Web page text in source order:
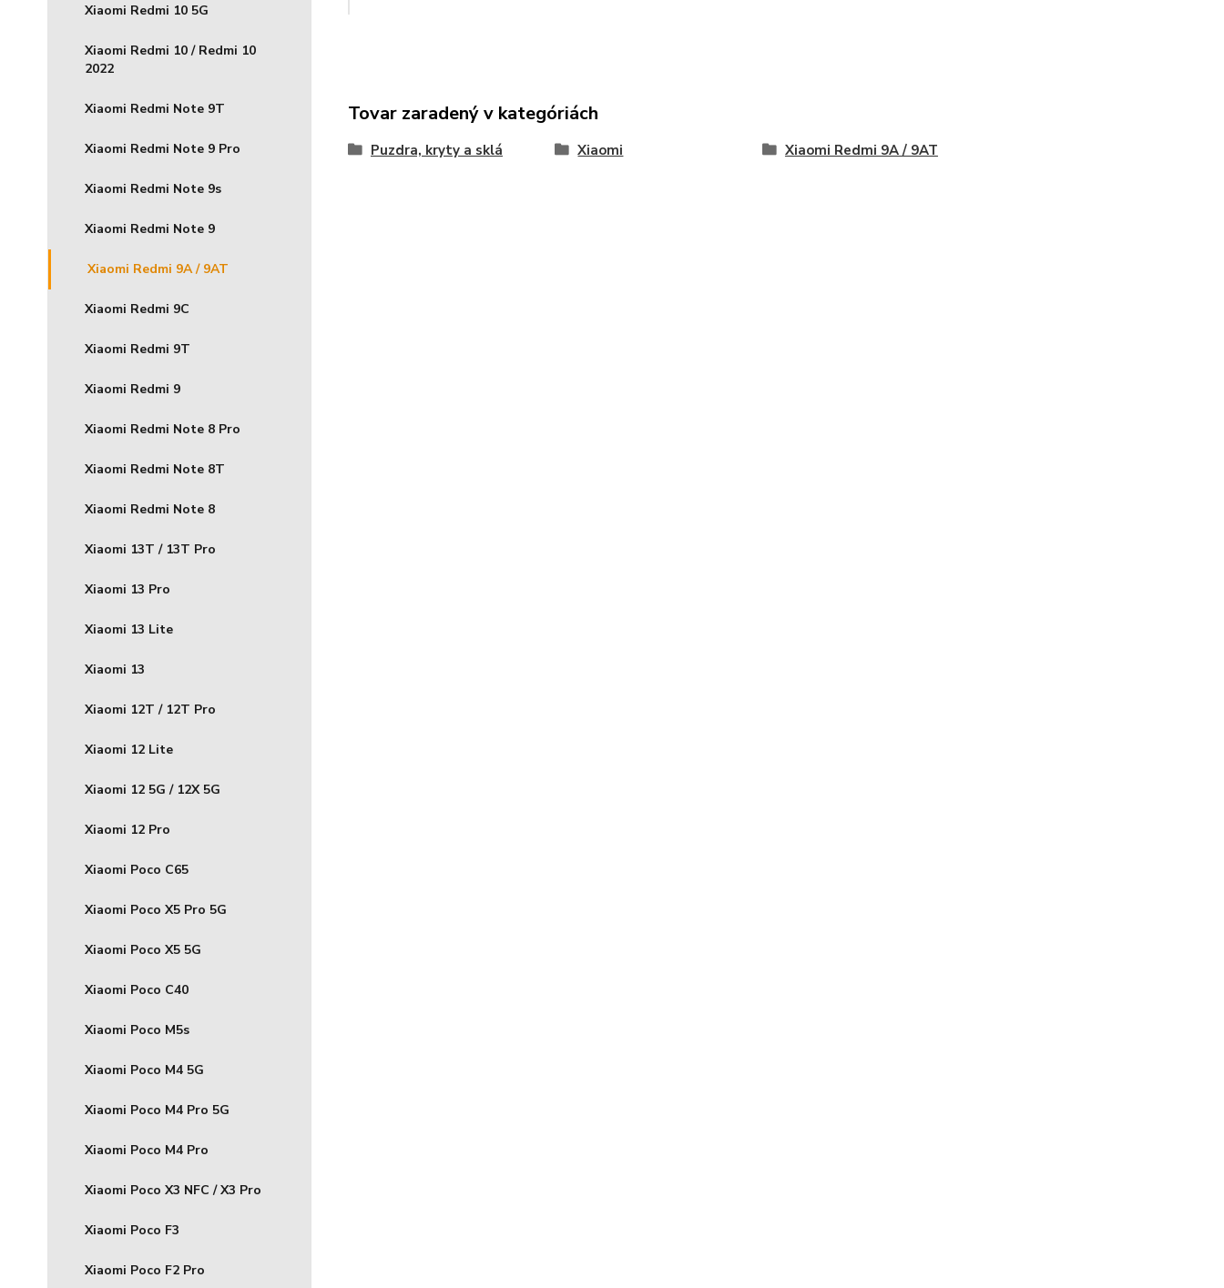
Xiaomi Redmi 10 5G
Xiaomi Redmi 10 / Redmi 10
2022
Xiaomi Redmi Note 9T
Xiaomi Redmi Note 9 Pro
Xiaomi Redmi Note 9s
Xiaomi Redmi Note 9
Xiaomi Redmi 9A / 9AT
Xiaomi Redmi 9C
Xiaomi Redmi 9T
Xiaomi Redmi 9
Xiaomi Redmi Note 8 Pro
Xiaomi Redmi Note 8T
Xiaomi Redmi Note 8
Xiaomi 13T / 13T Pro
Xiaomi 13 Pro
Xiaomi 13 Lite
Xiaomi 13
Xiaomi 12T / 12T Pro
Xiaomi 12 Lite
Xiaomi 12 5G / 12X 5G
Xiaomi 12 Pro
Xiaomi Poco C65
Xiaomi Poco X5 Pro 5G
Xiaomi Poco X5 5G
Xiaomi Poco C40
Xiaomi Poco M5s
Xiaomi Poco M4 5G
Xiaomi Poco M4 Pro 5G
Xiaomi Poco M4 Pro
Xiaomi Poco X3 NFC / X3 Pro
Xiaomi Poco F3
Xiaomi Poco F2 Pro
Tovar zaradený v kategóriách
Puzdra, kryty a sklá Xiaomi Xiaomi Redmi 9A / 9AT